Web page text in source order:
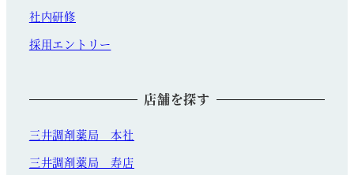
社内研修
採用エントリー
店舗を探す
三井調剤薬局 本社
三井調剤薬局 寿店